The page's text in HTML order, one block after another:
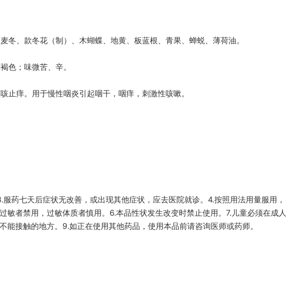
冬、款冬花（制）、木蝴蝶、地黄、板蓝根、青果、蝉蜕、薄荷油。
色；味微苦、辛。
止痒。用于慢性咽炎引起咽干，咽痒，刺激性咳嗽。
药七天后症状无改善，或出现其他症状，应去医院就诊。4.按照用法用量服用，
敏者禁用，过敏体质者慎用。6.本品性状发生改变时禁止使用。7.儿童必须在成人
能接触的地方。9.如正在使用其他药品，使用本品前请咨询医师或药师。